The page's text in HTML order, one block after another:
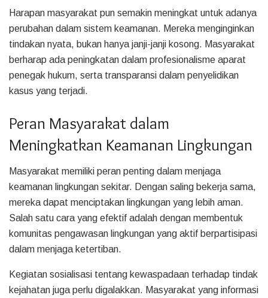
Harapan masyarakat pun semakin meningkat untuk adanya
perubahan dalam sistem keamanan. Mereka menginginkan
tindakan nyata, bukan hanya janji-janji kosong. Masyarakat
berharap ada peningkatan dalam profesionalisme aparat
penegak hukum, serta transparansi dalam penyelidikan
kasus yang terjadi.
Peran Masyarakat dalam
Meningkatkan Keamanan Lingkungan
Masyarakat memiliki peran penting dalam menjaga
keamanan lingkungan sekitar. Dengan saling bekerja sama,
mereka dapat menciptakan lingkungan yang lebih aman.
Salah satu cara yang efektif adalah dengan membentuk
komunitas pengawasan lingkungan yang aktif berpartisipasi
dalam menjaga ketertiban.
Kegiatan sosialisasi tentang kewaspadaan terhadap tindak
kejahatan juga perlu digalakkan. Masyarakat yang informasi